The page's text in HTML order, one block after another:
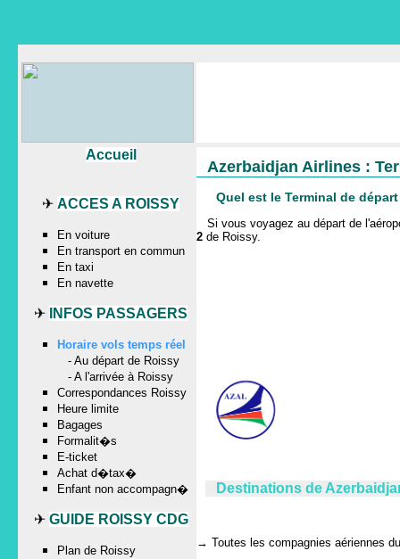
Azerbaidjan Airlines :
Quel est le Terminal de
Si vous voyagez au départ de
2 de Roissy.
Destinations de
→ Toutes les compagnies aériennes
Accueil
✈ ACCES A ROISSY
En voiture
En transport en commun
En taxi
En navette
✈ INFOS PASSAGERS
Horaire vols temps réel
- Au départ de Roissy
- A l'arrivée à Roissy
Correspondances Roissy
Heure limite
Bagages
Formalit�s
E-ticket
Achat d�tax�
Enfant non accompagn�
✈ GUIDE ROISSY CDG
Plan de Roissy